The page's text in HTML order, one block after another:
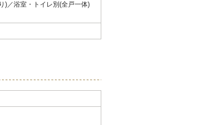
)／浴室・トイレ別(全戸一体)